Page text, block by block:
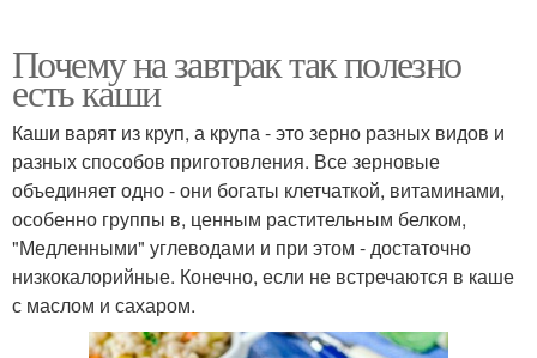
Почему на завтрак так полезно
есть каши
Каши варят из круп, а крупа - это зерно разных видов и
разных способов приготовления. Все зерновые
объединяет одно - они богаты клетчаткой, витаминами,
особенно группы в, ценным растительным белком,
"Медленными" углеводами и при этом - достаточно
низкокалорийные. Конечно, если не встречаются в каше
с маслом и сахаром.